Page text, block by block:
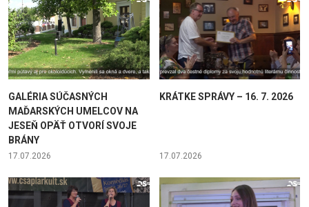
GALÉRIA SÚČASNÝCH
MAĎARSKÝCH UMELCOV NA
JESEŇ OPÄŤ OTVORÍ SVOJE
BRÁNY
17.07.2026
KRÁTKE SPRÁVY – 16. 7. 2026
17.07.2026